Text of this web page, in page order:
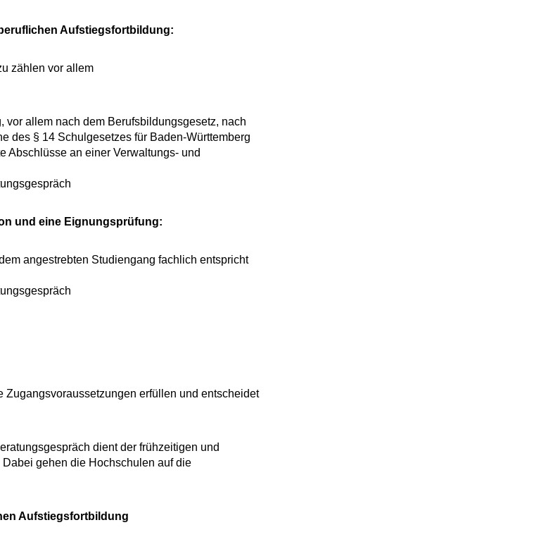
Aufstiegsfortbildung:
zählen vor allem
allem nach dem Berufsbildungsgesetz, nach
des § 14 Schulgesetzes für Baden-Württemberg
Abschlüsse an einer Verwaltungs- und
und eine Eignungsprüfung:
angestrebten Studiengang fachlich entspricht
erfüllen und entscheidet
dient der frühzeitigen und
gehen die Hochschulen auf die
Aufstiegsfortbildung